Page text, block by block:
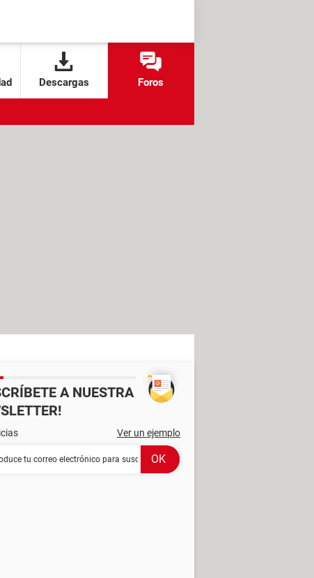
Descargas Foros
A NUESTRA
Ver un ejemplo